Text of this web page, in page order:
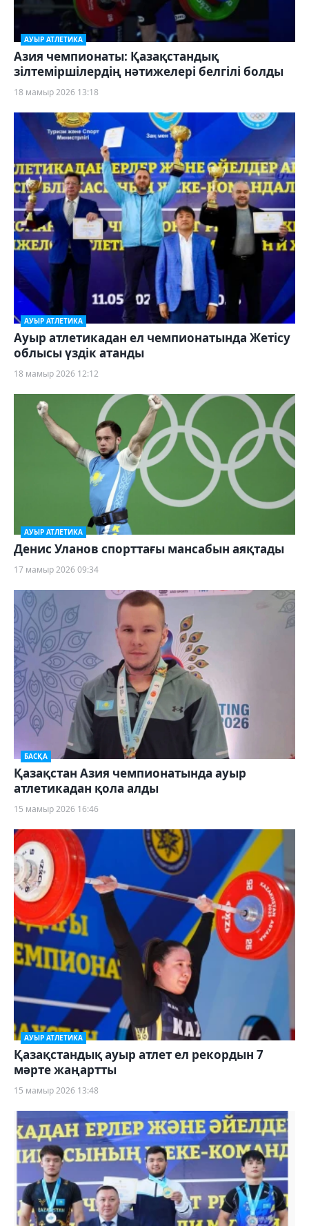
АУЫР АТЛЕТИКА
Азия чемпионаты: Қазақстандық
зілтеміршілердің нәтижелері белгілі болды
18 мамыр 2026 13:18
АУЫР АТЛЕТИКА
Ауыр атлетикадан ел чемпионатында Жетісу
облысы үздік атанды
18 мамыр 2026 12:12
АУЫР АТЛЕТИКА
Денис Уланов спорттағы мансабын аяқтады
17 мамыр 2026 09:34
БАСҚА
Қазақстан Азия чемпионатында ауыр
атлетикадан қола алды
15 мамыр 2026 16:46
АУЫР АТЛЕТИКА
Қазақстандық ауыр атлет ел рекордын 7
мәрте жаңартты
15 мамыр 2026 13:48